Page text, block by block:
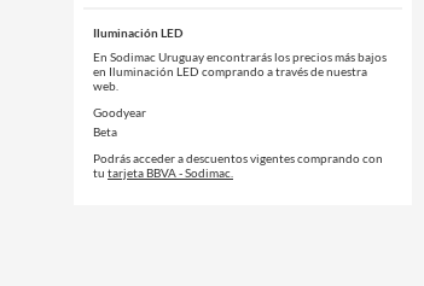
Iluminación LED
En Sodimac Uruguay encontrarás los precios más bajos
en Iluminación LED comprando a través de nuestra
web.
Goodyear
Beta
Podrás acceder a descuentos vigentes comprando con
tu tarjeta BBVA - Sodimac.